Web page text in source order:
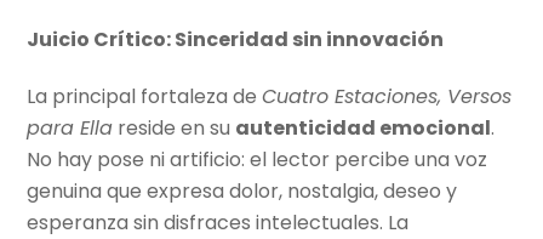
Juicio Crítico: Sinceridad sin innovación
La principal fortaleza deCuatro Estaciones, Versos
para Ella reside en su autenticidad emocional.
No hay pose ni artificio: el lector percibe una voz
genuina que expresa dolor, nostalgia, deseo y
esperanza sin disfraces intelectuales. La